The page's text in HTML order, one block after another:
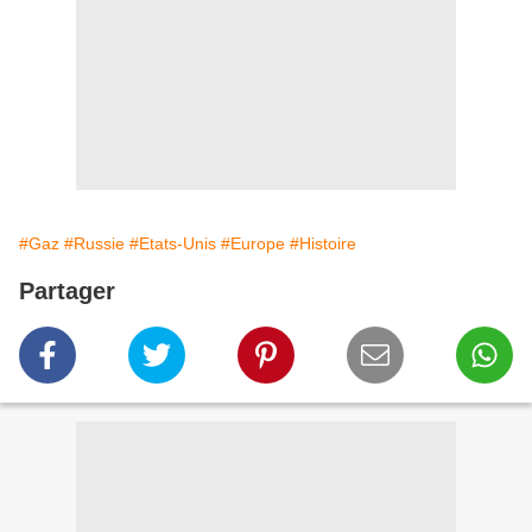
#Gaz #Russie #Etats-Unis #Europe #Histoire
Partager